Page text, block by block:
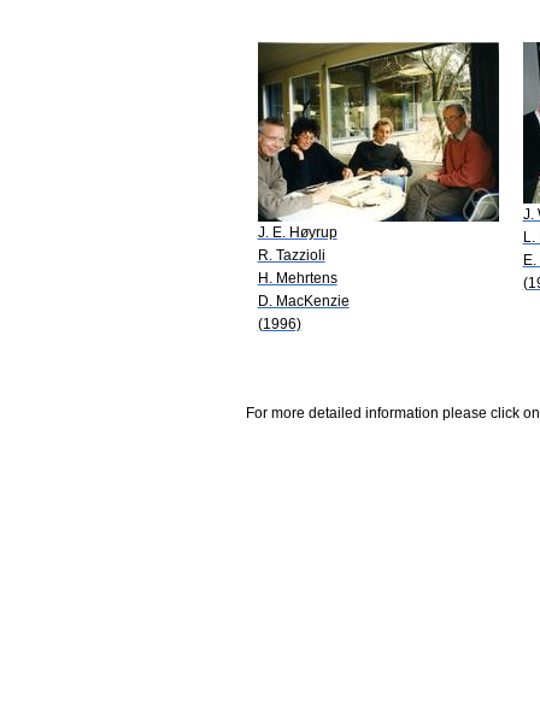
J. E. Høyrup
R. Tazzioli
H. Mehrtens
D. MacKenzie
(1996)
J.
L.
For more detailed information please click